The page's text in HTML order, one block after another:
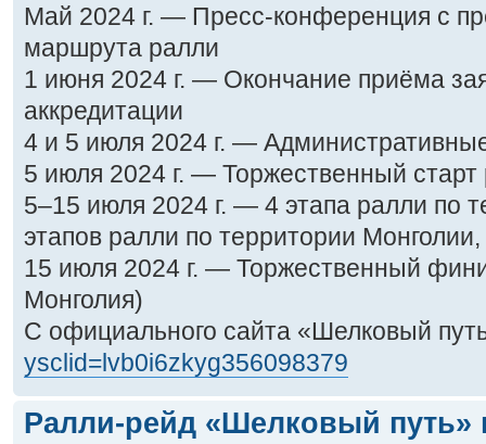
Май 2024 г. — Пресс-конференция с
маршрута ралли
1 июня 2024 г. — Окончание приёма
аккредитации
4 и 5 июля 2024 г. —
5 июля 2024 г. — Торжественный
5–15 июля 2024 г. — 4 этапа ралли по
этапов ралли по территории
15 июля 2024 г. — Торжественный
Монголия)
С официального сайта «Шелковый
ysclid=lvb0i6zkyg356098379
Ралли-рейд «Шелковый путь»